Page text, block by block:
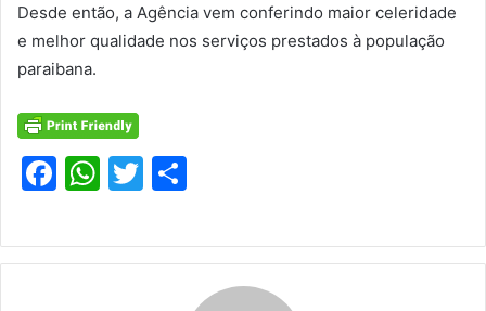
Desde então, a Agência vem conferindo maior celeridade
e melhor qualidade nos serviços prestados à população
paraibana.
F
c
e
W
at
s
T
itt
er
ar
e